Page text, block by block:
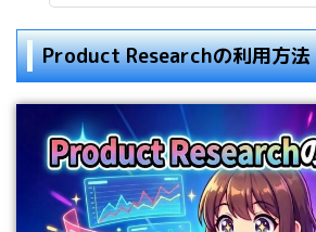
Product Researchの利用方法